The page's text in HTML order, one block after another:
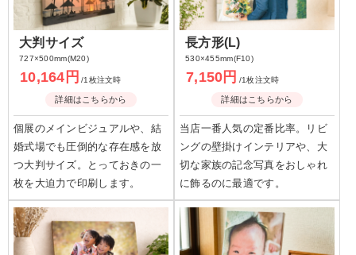
大判サイズ
727×500mm(M20)
10,164円 /1枚注文時
詳細はこちらから
個展のメインビジュアルや、結
婚式場でも圧倒的な存在感を放
つ大判サイズ。とっておきの一
枚を大迫力で印刷します。
長方形(L)
530×455mm(F10)
7,150円 /1枚注文時
詳細はこちらから
当店一番人気の定番比率。リビ
ングの壁掛けインテリアや、大
切な家族の記念写真をおしゃれ
に飾るのに最適です。